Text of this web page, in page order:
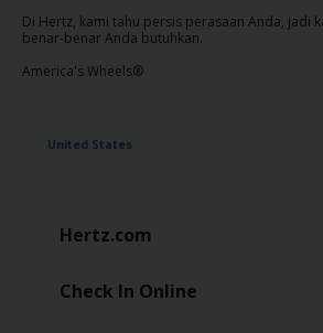
Produk
&
Layanan
dengan
Di Hertz, kami tahu persis perasaan Anda, jadi
benar-benar Anda butuhkan.
America's Wheels®
United States
Hertz.com
Check In Online